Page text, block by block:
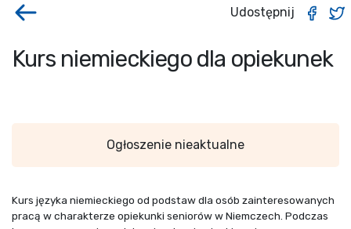
Udostępnij
Kurs niemieckiego dla opiekunek
Ogłoszenie nieaktualne
Kurs języka niemieckiego od podstaw dla osób zainteresowanych
pracą w charakterze opiekunki seniorów w Niemczech. Podczas